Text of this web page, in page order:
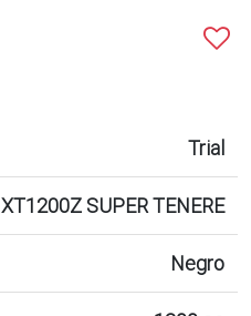
Trial
XT1200Z SUPER TENERE
Negro